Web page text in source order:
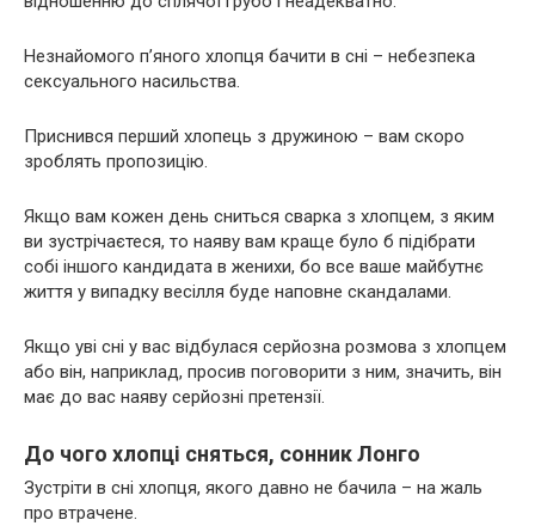
Незнайомого п’яного хлопця бачити в сні – небезпека
сексуального насильства.
Приснився перший хлопець з дружиною – вам скоро
зроблять пропозицію.
Якщо вам кожен день сниться сварка з хлопцем, з яким
ви зустрічаєтеся, то наяву вам краще було б підібрати
собі іншого кандидата в женихи, бо все ваше майбутнє
життя у випадку весілля буде наповне скандалами.
Якщо уві сні у вас відбулася серйозна розмова з хлопцем
або він, наприклад, просив поговорити з ним, значить, він
має до вас наяву серйозні претензії.
До чого хлопці сняться, сонник Лонго
Зустріти в сні хлопця, якого давно не бачила – на жаль
про втрачене.